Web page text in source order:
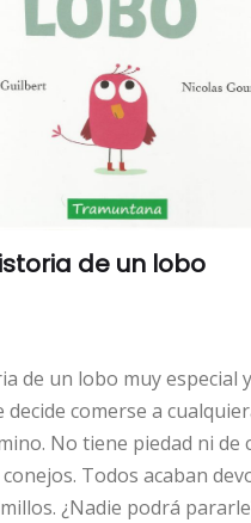
de un lobo
de un lobo muy especial
comerse a
No tiene piedad ni de
Todos acaban
¿Nadie podrá